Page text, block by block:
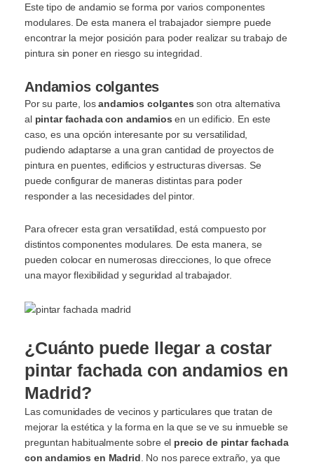
Este tipo de andamio se forma por varios componentes
modulares. De esta manera el trabajador siempre puede
encontrar la mejor posición para poder realizar su trabajo de
pintura sin poner en riesgo su integridad.
Andamios colgantes
Por su parte, losandamios colgantes son otra alternativa
al pintar fachada con andamios en un edificio. En este
caso, es una opción interesante por su versatilidad,
pudiendo adaptarse a una gran cantidad de proyectos de
pintura en puentes, edificios y estructuras diversas. Se
puede configurar de maneras distintas para poder
responder a las necesidades del pintor.
Para ofrecer esta gran versatilidad, está compuesto por
distintos componentes modulares. De esta manera, se
pueden colocar en numerosas direcciones, lo que ofrece
una mayor flexibilidad y seguridad al trabajador.
¿Cuánto puede llegar a costar
pintar fachada con andamios en
Madrid?
Las comunidades de vecinos y particulares que tratan de
mejorar la estética y la forma en la que se ve su inmueble se
preguntan habitualmente sobre el precio de pintar fachada
con andamios en Madrid . No nos parece extraño, ya que